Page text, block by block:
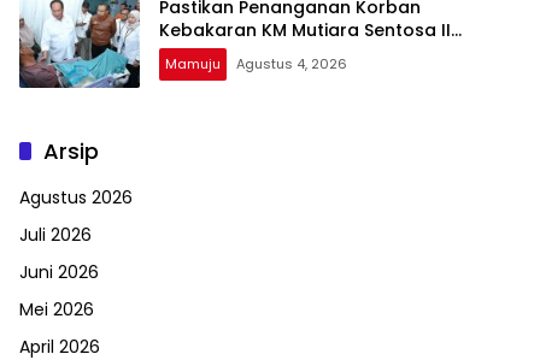
Pastikan Penanganan Korban
Kebakaran KM Mutiara Sentosa II
Berjalan Optimal
Mamuju Agustus 4, 2026
Arsip
Agustus 2026
Juli 2026
Juni 2026
Mei 2026
April 2026